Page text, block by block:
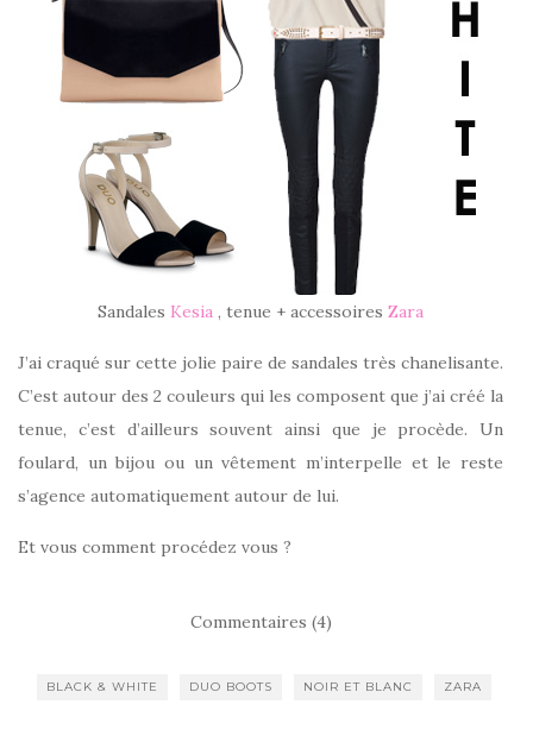
Sandales Kesia , tenue + accessoires Zara
J’ai craqué sur cette jolie paire de sandales très chanelisante.
C’est autour des 2 couleurs qui les composent que j’ai créé la
tenue, c’est d’ailleurs souvent ainsi que je procède. Un
foulard, un bijou ou un vêtement m’interpelle et le reste
s’agence automatiquement autour de lui.
Et vous comment procédez vous ?
Commentaires (4)
BLACK & WHITE DUO BOOTS NOIR ET BLANC ZARA